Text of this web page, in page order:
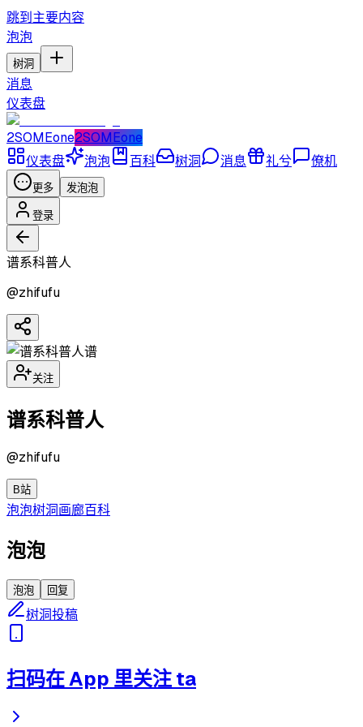
跳到主要内容
泡泡
树洞
消息
仪表盘
2SOMEone2SOMEone
仪表盘
泡泡 百科 树洞 消息 礼兮 僚机
更多 发泡泡
登录
谱系科普人
@zhifufu
谱
关注
谱系科普人
@zhifufu
B站
泡泡树洞画廊百科
泡泡
泡泡 回复
树洞投稿
扫码在 App 里关注 ta